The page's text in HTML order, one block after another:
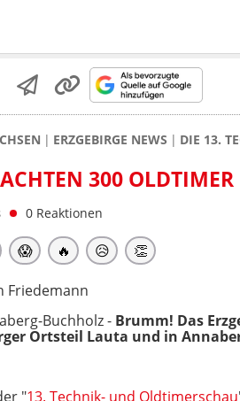
ERZGEBIRGE NEWS DIE 13.
300 OLDTIMER
0 Reaktionen
😱 🔥 😥 👏
Friedemann
Buchholz - Brumm! Das
Ortsteil Lauta und in
"13. Technik- und Oldtimerschau